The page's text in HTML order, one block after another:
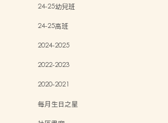
24-25幼兒班
24-25高班
2024-2025
2022-2023
2020-2021
每月生日之星